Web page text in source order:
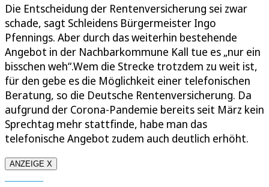
Die Entscheidung der Rentenversicherung sei zwar
schade, sagt Schleidens Bürgermeister Ingo
Pfennings. Aber durch das weiterhin bestehende
Angebot in der Nachbarkommune Kall tue es „nur ein
bisschen weh“.Wem die Strecke trotzdem zu weit ist,
für den gebe es die Möglichkeit einer telefonischen
Beratung, so die Deutsche Rentenversicherung. Da
aufgrund der Corona-Pandemie bereits seit März kein
Sprechtag mehr stattfinde, habe man das
telefonische Angebot zudem auch deutlich erhöht.
ANZEIGE X